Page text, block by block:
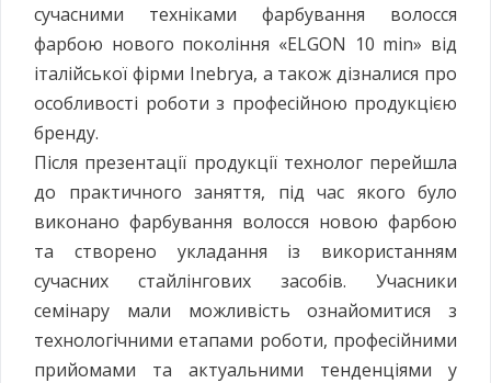
сучасними техніками фарбування волосся
фарбою нового покоління «ELGON 10 min» від
італійської фірми Inebrya, а також дізналися про
особливості роботи з професійною продукцією
бренду.
Після презентації продукції технолог перейшла
до практичного заняття, під час якого було
виконано фарбування волосся новою фарбою
та створено укладання із використанням
сучасних стайлінгових засобів. Учасники
семінару мали можливість ознайомитися з
технологічними етапами роботи, професійними
прийомами та актуальними тенденціями у